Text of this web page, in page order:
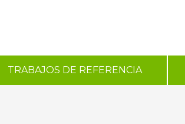
TRABAJOS DE REFERENCIA